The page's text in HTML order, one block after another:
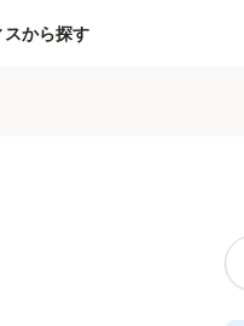
スから探す